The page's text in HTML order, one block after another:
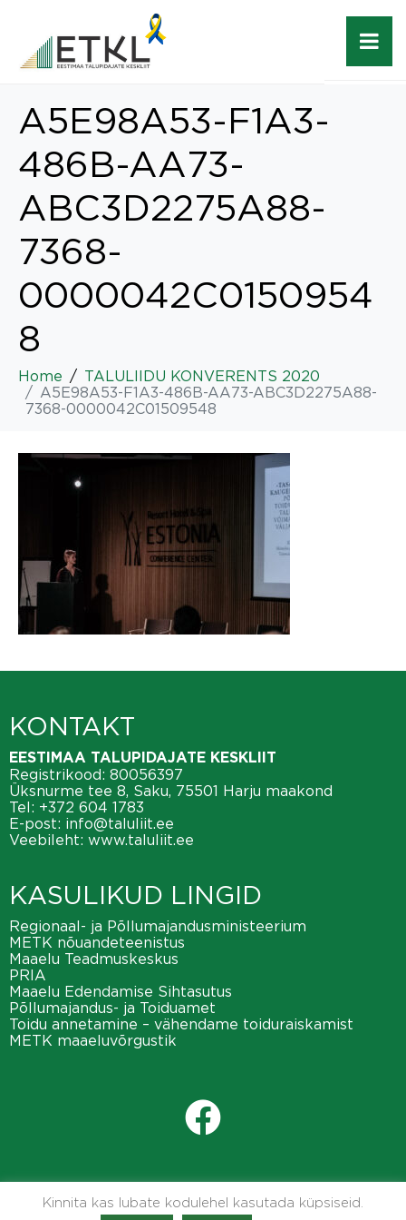
A5E98A53-F1A3-
486B-AA73-
ABC3D2275A88-
7368-
0000042C0150954
8
Home
TALULIIDU KONVERENTS 2020
A5E98A53-F1A3-486B-AA73-ABC3D2275A88-
7368-0000042C01509548
KONTAKT
EESTIMAA TALUPIDAJATE KESKLIIT
Registrikood: 80056397
Üksnurme tee 8, Saku, 75501 Harju maakond
Tel: +372 604 1783
E-post: info@taluliit.ee
Veebileht: www.taluliit.ee
KASULIKUD LINGID
Regionaal- ja Põllumajandusministeerium
METK nõuandeteenistus
Maaelu Teadmuskeskus
PRIA
Maaelu Edendamise Sihtasutus
Põllumajandus- ja Toiduamet
Toidu annetamine – vähendame toiduraiskamist
METK maaeluvõrgustik
Kinnita kas lubate kodulehel kasutada küpsiseid.